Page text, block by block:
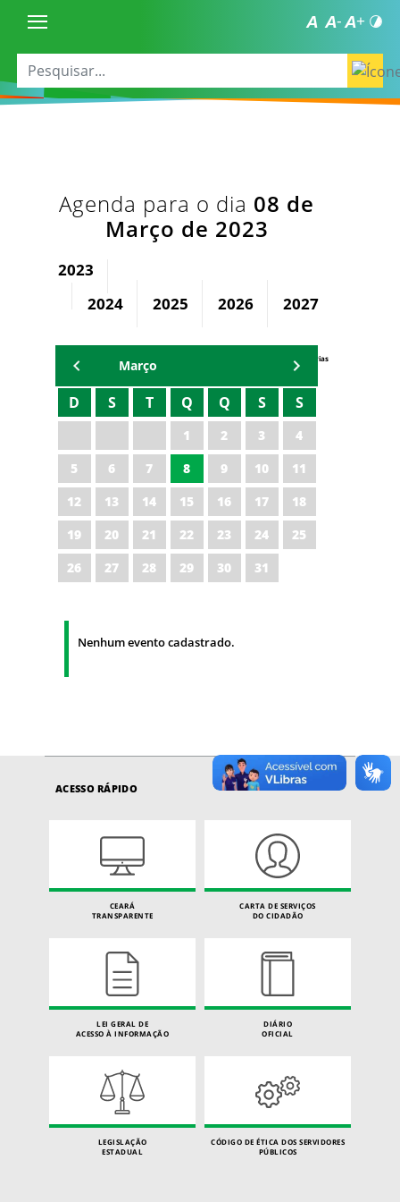
Agenda para o dia 08 de
Março de 2023
2023
2024
2025 2026 2027
Agenda Secretárias
Março
D S T Q Q S S
1 2 3
4
5
6 7 8 9 10
11
12
13 14 15 16 17
18
19
20 21 22 23 24
25
26
27 28 29 30 31
Nenhum evento cadastrado.
ACESSO RÁPIDO
CEARÁ
TRANSPARENTE
CARTA DE SERVIÇOS
DO CIDADÃO
LEI GERAL DE
ACESSO À INFORMAÇÃO
DIÁRIO
OFICIAL
LEGISLAÇÃO
ESTADUAL
CÓDIGO DE ÉTICA DOS SERVIDORES
PÚBLICOS